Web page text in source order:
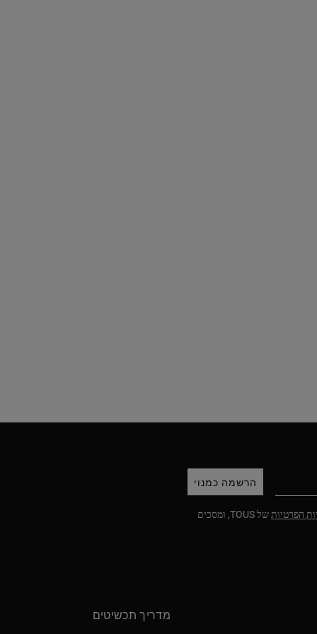
הרשמה כמנוי
הפרטיות
של TOUS, ומסכים
מדריך תכשיטים